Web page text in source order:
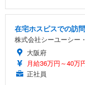
在宅ホスピスでの訪
株式会社シーユーシー
大阪府
月給36万円～40万
正社員